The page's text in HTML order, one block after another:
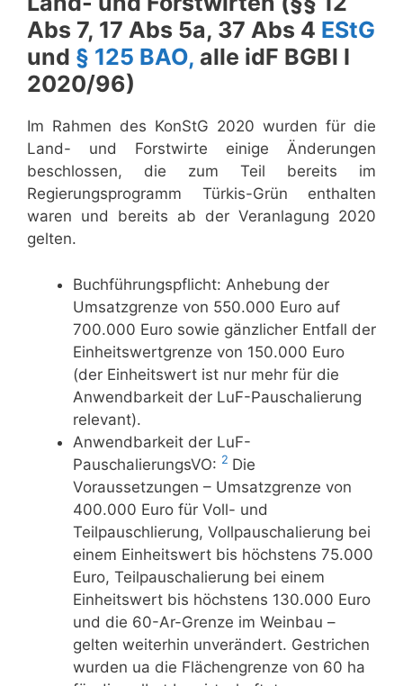
Abs 7, 17 Abs 5a, 37 Abs 4 EStG
und § 125 BAO, alle idF BGBl I
2020/96)
Im Rahmen des KonStG 2020 wurden für die
Land- und Forstwirte einige Änderungen
beschlossen, die zum Teil bereits im
Regierungsprogramm Türkis-Grün enthalten
waren und bereits ab der Veranlagung 2020
gelten.
Buchführungs­pflicht: Anhebung der
Umsatzgrenze von 550.000 Euro auf
700.000 Euro sowie gänzlicher Entfall der
Einheits­wertgrenze von 150.000 Euro
(der Einheits­wert ist nur mehr für die
Anwendbarkeit der LuF-Pauschalierung
relevant).
Anwendbarkeit der LuF-
PauschalierungsVO: 2 Die
Voraussetzungen – Umsatzgrenze von
400.000 Euro für Voll- und
Teilpauschlierung, Vollpauschalierung bei
einem Einheits­wert bis höchstens 75.000
Euro, Teilpauschalierung bei einem
Einheits­wert bis höchstens 130.000 Euro
und die 60-Ar-Grenze im Weinbau –
gelten weiterhin unverändert. Gestrichen
wurden ua die Flächengrenze von 60 ha